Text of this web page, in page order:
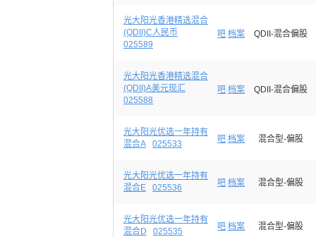
光大阳光香港精选混合
(QDII)C人民币
025589
吧 档案 QDII-混合偏股
光大阳光香港精选混合
(QDII)A美元现汇
025588
吧 档案 QDII-混合偏股
光大阳光优选一年持有
混合A
025533 吧 档案 混合型-偏股
光大阳光优选一年持有
混合E
025536 吧 档案 混合型-偏股
光大阳光优选一年持有
混合D
025535 吧 档案 混合型-偏股